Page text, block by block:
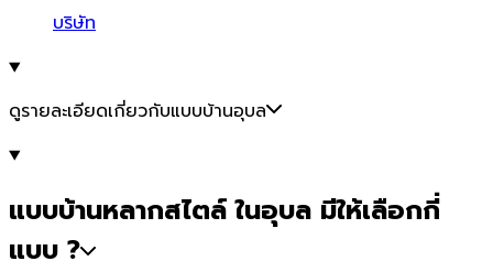
บริษัท
ดูรายละเอียดเกี่ยวกับแบบบ้านอุบล
แบบบ้านหลากสไตล์ ในอุบล มีให้เลือกกี่
แบบ ?